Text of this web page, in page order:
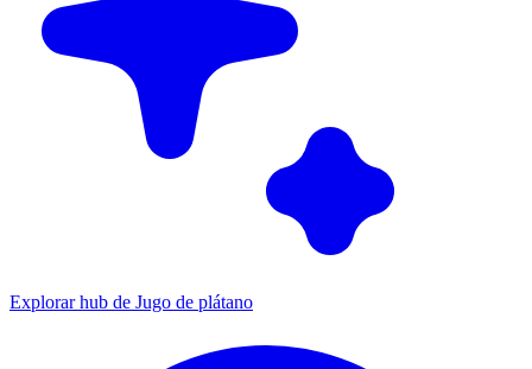
Explorar hub de Jugo de plátano